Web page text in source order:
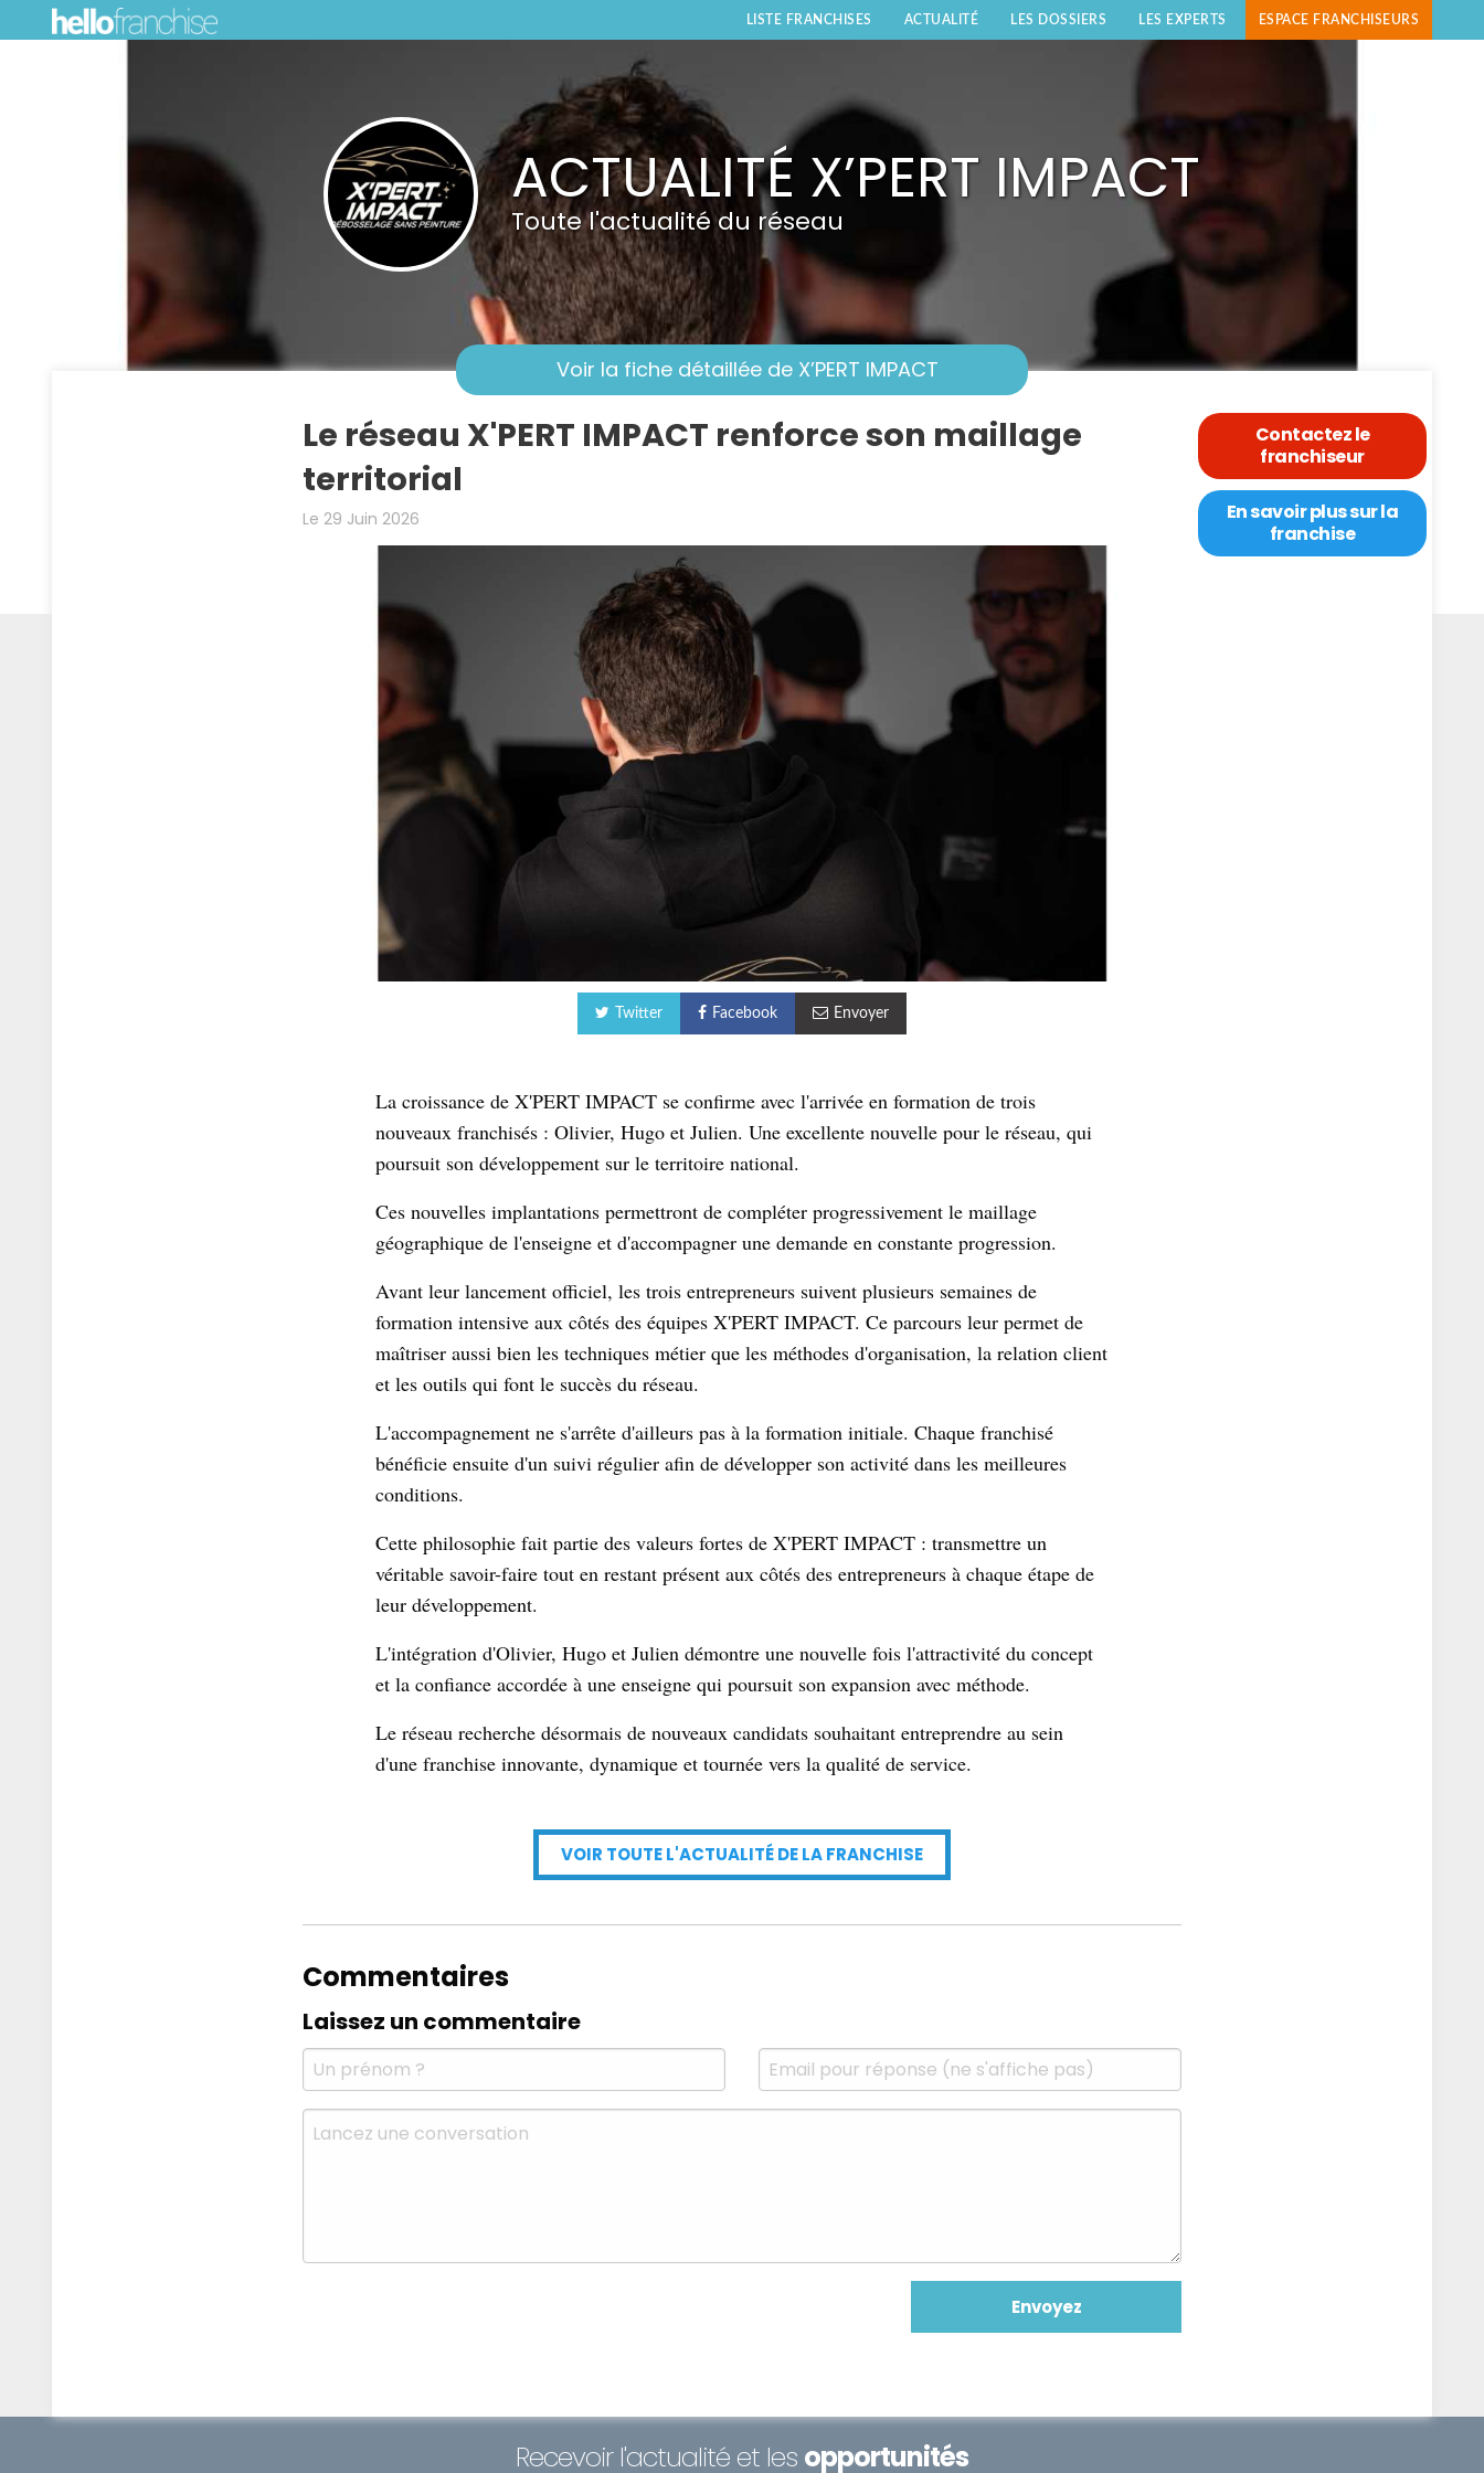
LISTE FRANCHISES ACTUALITÉ LES DOSSIERS LES EXPERTS ESPACE FRANCHISEURS
ACTUALITÉ X’PERT IMPACT
Toute l'actualité du réseau
Voir la fiche détaillée de X’PERT IMPACT
Le réseau X'PERT IMPACT renforce son maillage
territorial
Le 29 Juin 2026
Twitter Facebook Envoyer
La croissance de X'PERT IMPACT se confirme avec l'arrivée en formation de trois
nouveaux franchisés : Olivier, Hugo et Julien. Une excellente nouvelle pour le réseau, qui
poursuit son développement sur le territoire national.
Ces nouvelles implantations permettront de compléter progressivement le maillage
géographique de l'enseigne et d'accompagner une demande en constante progression.
Avant leur lancement officiel, les trois entrepreneurs suivent plusieurs semaines de
formation intensive aux côtés des équipes X'PERT IMPACT. Ce parcours leur permet de
maîtriser aussi bien les techniques métier que les méthodes d'organisation, la relation client
et les outils qui font le succès du réseau.
L'accompagnement ne s'arrête d'ailleurs pas à la formation initiale. Chaque franchisé
bénéficie ensuite d'un suivi régulier afin de développer son activité dans les meilleures
conditions.
Cette philosophie fait partie des valeurs fortes de X'PERT IMPACT : transmettre un
véritable savoir-faire tout en restant présent aux côtés des entrepreneurs à chaque étape de
leur développement.
L'intégration d'Olivier, Hugo et Julien démontre une nouvelle fois l'attractivité du concept
et la confiance accordée à une enseigne qui poursuit son expansion avec méthode.
Le réseau recherche désormais de nouveaux candidats souhaitant entreprendre au sein
d'une franchise innovante, dynamique et tournée vers la qualité de service.
VOIR TOUTE L'ACTUALITÉ DE LA FRANCHISE
Commentaires
Laissez un commentaire
Contactez le
franchiseur
En savoir plus sur la
franchise
Recevoir l'actualité et les opportunités